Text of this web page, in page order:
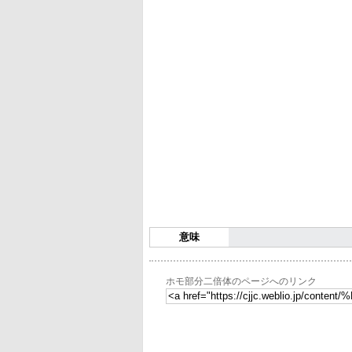
意味
ホモ部分二倍体のページへのリンク